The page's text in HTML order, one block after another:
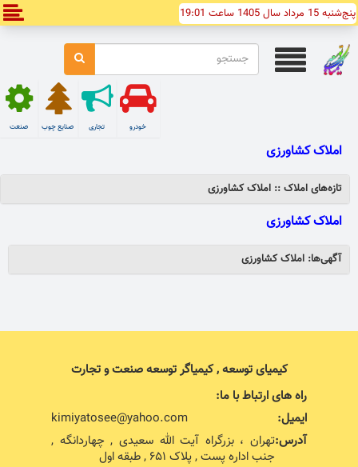
پنج‌شنبه 15 مرداد سال 1405 ساعت 19:01
صنعت صنایع چوب تجاری خودرو
املاک کشاورزی
تازه‌های املاک :: املاک کشاورزی
املاک کشاورزی
آگهی‌ها: املاک کشاورزی
کیمیای توسعه , کیمیاگر توسعه صنعت و تجارت
راه های ارتباط با ما:
ایمیل:
kimiyatosee@yahoo.com
آدرس:تهران ، بزرگراه آیت الله سعیدی , چهاردانگه ,
جنب اداره پست , پلاک ۶۵۱ , طبقه اول